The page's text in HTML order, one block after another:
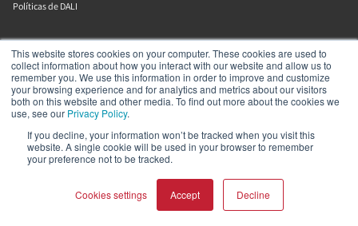
This website stores cookies on your computer. These cookies are used to
collect information about how you interact with our website and allow us to
remember you. We use this information in order to improve and customize
your browsing experience and for analytics and metrics about our visitors
both on this website and other media. To find out more about the cookies we
use, see our Privacy Policy.
If you decline, your information won’t be tracked when you visit this
website. A single cookie will be used in your browser to remember
your preference not to be tracked.
Cookies settings Accept Decline
Políticas de DALI
DALI A/S
Dali Allé 1
Nørager
Nordjylland
9610
Dinamarca
+45 9672 1155